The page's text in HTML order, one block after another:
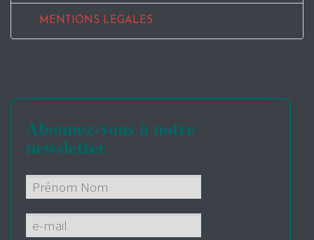
MENTIONS LEGALES
Abonnez-vous à notre
newsletter